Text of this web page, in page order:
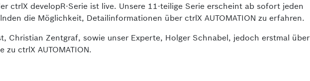
ctrlX developR-Serie ist live. Unsere 11-teilige Serie erscheint ab sofort jeden
die Möglichkeit, Detailinformationen über ctrlX AUTOMATION zu erfahren.
Christian Zentgraf, sowie unser Experte, Holger Schnabel, jedoch erstmal über
ctrlX AUTOMATION.